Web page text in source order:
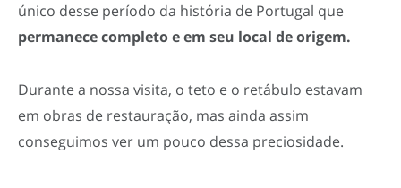
único desse período da história de Portugal que
permanece completo e em seu local de origem.
Durante a nossa visita, o teto e o retábulo estavam
em obras de restauração, mas ainda assim
conseguimos ver um pouco dessa preciosidade.